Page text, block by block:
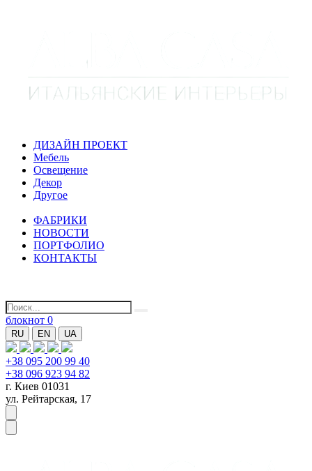
ДИЗАЙН ПРОЕКТ
Мебель
Освещение
Декор
Другое
ФАБРИКИ
НОВОСТИ
ПОРТФОЛИО
КОНТАКТЫ
блокнот 0
RU EN UA
+38 095 200 99 40
+38 096 923 94 82
г. Киев 01031
ул. Рейтарская, 17